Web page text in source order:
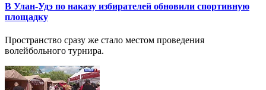
В Улан-Удэ по наказу избирателей обновили спортивную
площадку
Пространство сразу же стало местом проведения
волейбольного турнира.